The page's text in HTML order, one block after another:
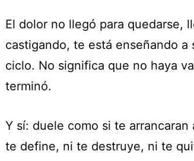
El dolor no llegó para quedarse,
castigando, te está enseñando
ciclo. No significa que no haya
terminó.
Y sí: duele como si te
te define, ni te destruye, ni te